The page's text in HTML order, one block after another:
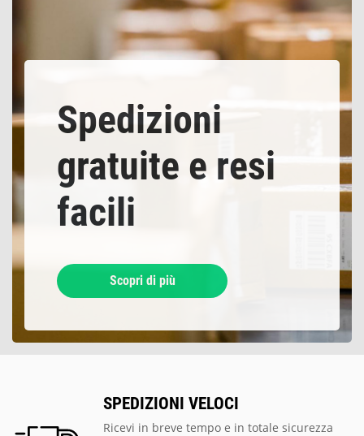
Spedizioni
gratuite e resi
facili
Scopri di più
SPEDIZIONI VELOCI
Ricevi in breve tempo e in totale sicurezza